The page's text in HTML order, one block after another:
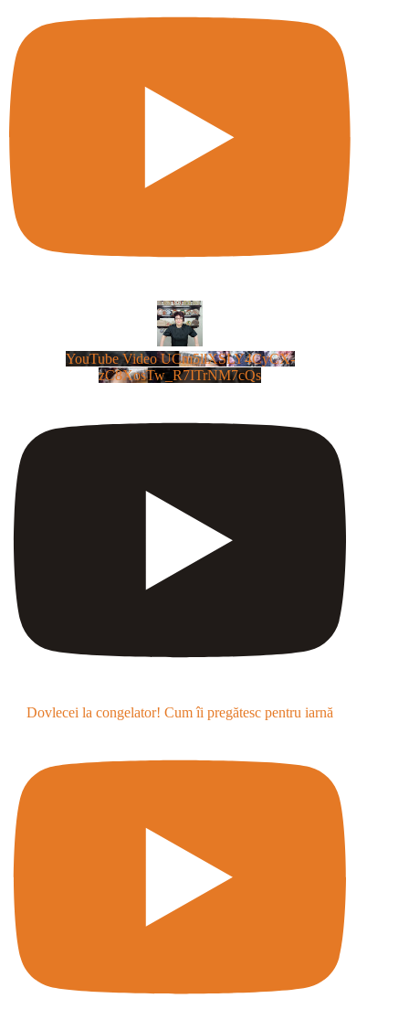
YouTube Video UCm5llXSLY4CyCX-
zC8XosTw_R7ITrNM7cQs
Dovlecei la congelator! Cum îi pregătesc pentru iarnă